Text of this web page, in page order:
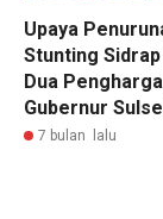
Upaya
Stunting
Dua
Gubernur
7 bulan lalu